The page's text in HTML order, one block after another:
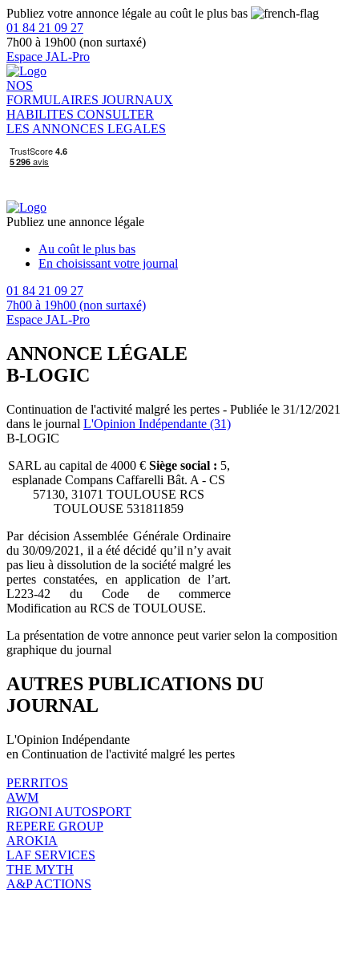
Publiez votre annonce légale au coût le plus bas
01 84 21 09 27
7h00 à 19h00 (non surtaxé)
Espace JAL-Pro
NOS
FORMULAIRES JOURNAUX
HABILITES CONSULTER
LES ANNONCES LEGALES
Publiez une annonce légale
Au coût le plus bas
En choisissant votre journal
01 84 21 09 27
7h00 à 19h00 (non surtaxé)
Espace JAL-Pro
ANNONCE LÉGALE
B-LOGIC
Continuation de l'activité malgré les pertes - Publiée le 31/12/2021
dans le journal L'Opinion Indépendante (31)
B-LOGIC
SARL au capital de 4000 € Siège social : 5,
esplanade Compans Caffarelli Bât. A - CS
57130, 31071 TOULOUSE RCS
TOULOUSE 531811859
Par décision Assemblée Générale Ordinaire
du 30/09/2021, il a été décidé qu’il n’y avait
pas lieu à dissolution de la société malgré les
pertes constatées, en application de l’art.
L223-42 du Code de commerce
Modification au RCS de TOULOUSE.
La présentation de votre annonce peut varier selon la composition
graphique du journal
AUTRES PUBLICATIONS DU
JOURNAL
L'Opinion Indépendante
en Continuation de l'activité malgré les pertes
PERRITOS
AWM
RIGONI AUTOSPORT
REPERE GROUP
AROKIA
LAF SERVICES
THE MYTH
A&P ACTIONS